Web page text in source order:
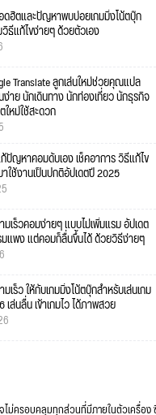
ดฮิตและปัญหาพบบ่อยเกมมิ่งโน้ตบุ๊ก
ธีแก้ไขง่ายๆ ด้วยตัวเอง
Translate ลูกเล่นใหม่ช่วยคุณแปล
ง่าย นักเดินทาง นักท่องเที่ยว นักธุรกิจ
หม่ใช้สะดวก
ปัญหาคอมดับเอง เช็คอาการ วิธีแก้ไข
ใช้งานเป็นปกติอัปเดตปี 2025
เร็วคอมง่ายๆ แบบไม่เพิ่มแรม อัปเดต
แพง แต่คอมก็ลื่นขึ้นได้ ด้วยวิธีง่ายๆ
เร็ว ให้กับเกมมิ่งโน้ตบุ๊กสำหรับเล่นเกม
เล่นลื่น เข้าเกมไว ได้ภาพสวย
ม่ครอบคลุมทุกส่วนที่มีภายในตัวเครื่อง